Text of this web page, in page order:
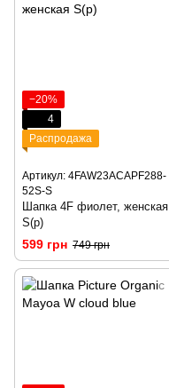
−20%
4
Распродажа
Артикул: 4FAW23ACAPF288-
52S-S
Шапка 4F фиолет, женская
S(р)
599 грн 749 грн